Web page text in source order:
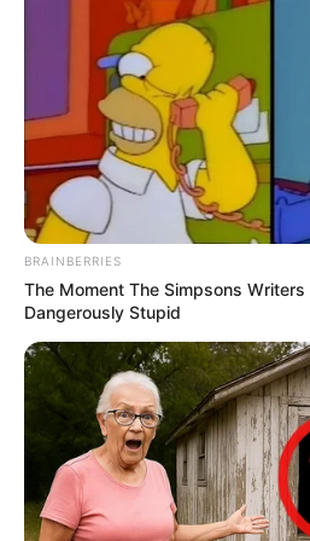
Matijs De
IKARDI-DE LIGT– “Brenda zonës
e vështirë ta markosh. Mauro po
përqendruar dhe nuk shoh ndonjë
periudhë.
? Ai është një
moshën që ka. Është shumë i
mentaliteti i tij. Kërkon gjithmonë
dëshiron që të punojë për t’u rritur.
nevojë për këshilla duhet të më
mirë me Matijs dhe jashtë
BRAINBERRIES
The Moment The Simpsons Writers
Dangerously Stupid